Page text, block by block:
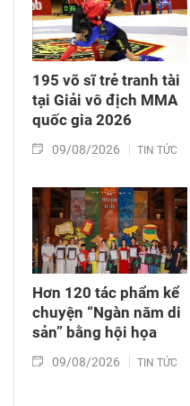
195 võ sĩ trẻ tranh tài
tại Giải vô địch MMA
quốc gia 2026
09/08/2026 TIN TỨC
Hơn 120 tác phẩm kể
chuyện “Ngàn năm di
sản” bằng hội họa
09/08/2026 TIN TỨC